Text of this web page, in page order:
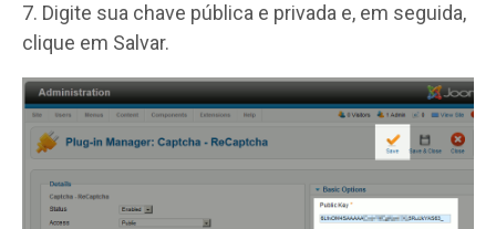
7. Digite sua chave pública e privada e, em seguida,
clique em Salvar.